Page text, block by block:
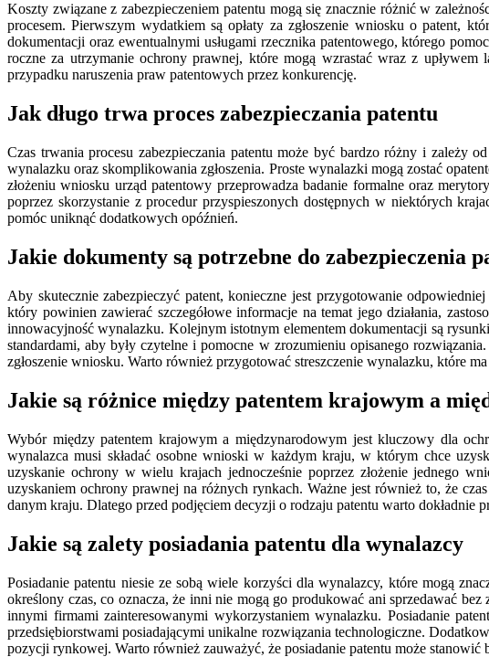
Koszty związane z zabezpieczeniem patentu mogą się znacznie różnić w
procesem. Pierwszym wydatkiem są opłaty za zgłoszenie wniosku o patent,
dokumentacji oraz ewentualnymi usługami rzecznika patentowego, którego
roczne za utrzymanie ochrony prawnej, które mogą wzrastać wraz z
przypadku naruszenia praw patentowych przez konkurencję.
Jak długo trwa proces zabezpieczania patentu
Czas trwania procesu zabezpieczania patentu może być bardzo różny i zależy
wynalazku oraz skomplikowania zgłoszenia. Proste wynalazki mogą zostać
złożeniu wniosku urząd patentowy przeprowadza badanie formalne oraz
poprzez skorzystanie z procedur przyspieszonych dostępnych w niektórych
pomóc uniknąć dodatkowych opóźnień.
Jakie dokumenty są potrzebne do zabezpieczenia
Aby skutecznie zabezpieczyć patent, konieczne jest przygotowanie
który powinien zawierać szczegółowe informacje na temat jego działania,
innowacyjność wynalazku. Kolejnym istotnym elementem dokumentacji są
standardami, aby były czytelne i pomocne w zrozumieniu opisanego
zgłoszenie wniosku. Warto również przygotować streszczenie wynalazku, które
Jakie są różnice między patentem krajowym a
Wybór między patentem krajowym a międzynarodowym jest kluczowy dla
wynalazca musi składać osobne wnioski w każdym kraju, w którym chce
uzyskanie ochrony w wielu krajach jednocześnie poprzez złożenie jednego
uzyskaniem ochrony prawnej na różnych rynkach. Ważne jest również to, że
danym kraju. Dlatego przed podjęciem decyzji o rodzaju patentu warto dokładnie
Jakie są zalety posiadania patentu dla wynalazcy
Posiadanie patentu niesie ze sobą wiele korzyści dla wynalazcy, które mogą
określony czas, co oznacza, że inni nie mogą go produkować ani sprzedawać
innymi firmami zainteresowanymi wykorzystaniem wynalazku. Posiadanie
przedsiębiorstwami posiadającymi unikalne rozwiązania technologiczne.
pozycji rynkowej. Warto również zauważyć, że posiadanie patentu może